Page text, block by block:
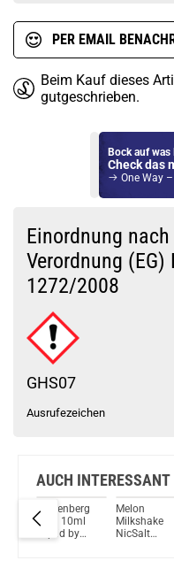
PER EMAIL
Beim Kauf dieses
gutgeschrieben.
Bock auf was
Check das
One Way – Red
Schau mal
OneVape Air
Einordnung nach
Verordnung (EG)
1272/2008
GHS07
Ausrufezeichen
AUCH INTERESSANT
Heisenberg
Cola 10ml
Liquid by
Melon
Milkshake
NicSalt